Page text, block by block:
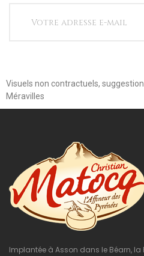
Visuels non contractuels,
Méravilles
Implantée à Asson dans le Béarn,